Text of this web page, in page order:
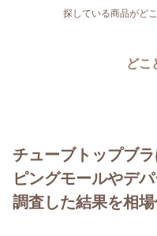
探している商品がど
どこ
チューブトップブ
ピングモールやデ
調査した結果を相場